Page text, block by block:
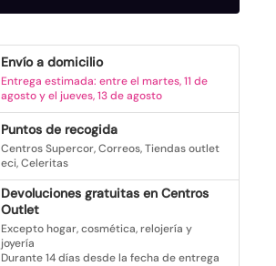
Envío a domicilio
Entrega estimada: entre el martes, 11 de
agosto y el jueves, 13 de agosto
Puntos de recogida
Centros Supercor, Correos, Tiendas outlet
eci, Celeritas
Devoluciones gratuitas en Centros
Outlet
Excepto hogar, cosmética, relojería y
joyería
Durante 14 días desde la fecha de entrega